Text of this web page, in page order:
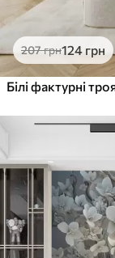
207грн124 грн